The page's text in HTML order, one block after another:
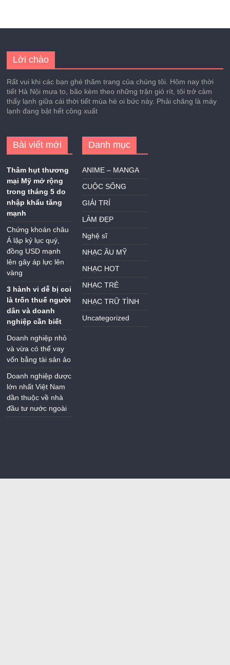
Lời chào
Rất vui khi các bạn ghé thăm trang của chúng tôi. Hôm nay thời
tiết Hà Nội mưa to, bão kèm theo những trận gió rít, tôi trở cảm
thấy lạnh giữa cái thời tiết mùa hè oi bức này. Phải chăng là máy
lạnh đang bật hết công xuất
Bài viết mới
Thâm hụt thương
mại Mỹ mở rộng
trong tháng 5 do
nhập khẩu tăng
mạnh
Chứng khoán châu
Á lập kỷ lục quý,
đồng USD mạnh
lên gây áp lực lên
vàng
3 hành vi dễ bị coi
là trốn thuế người
dân và doanh
nghiệp cần biết
Doanh nghiệp nhỏ
và vừa có thể vay
vốn bằng tài sản ảo
Doanh nghiệp dược
lớn nhất Việt Nam
dần thuộc về nhà
đầu tư nước ngoài
Danh mục
ANIME – MANGA
CUỘC SỐNG
GIẢI TRÍ
LÀM ĐẸP
Nghệ sĩ
NHẠC ÂU MỸ
NHẠC HOT
NHẠC TRẺ
NHẠC TRỮ TÌNH
Uncategorized